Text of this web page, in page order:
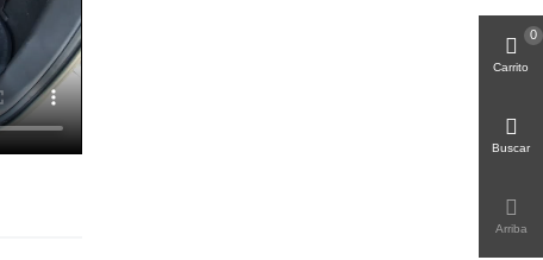
Carrito
0
Buscar
Arriba